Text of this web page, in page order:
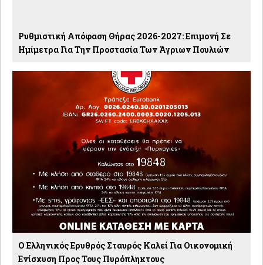
Ρυθμιστική Απόφαση Θήρας 2026-2027: Eπιμονή Σε
Ημίμετρα Για Την Προστασία Των Άγριων Πουλιών
O Ελληνικός Ερυθρός Σταυρός Καλεί Για Οικονομική
Ενίσχυση Προς Τους Πυρόπληκτους